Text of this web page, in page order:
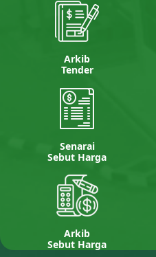
Arkib
Tender
Senarai
Sebut Harga
Arkib
Sebut Harga